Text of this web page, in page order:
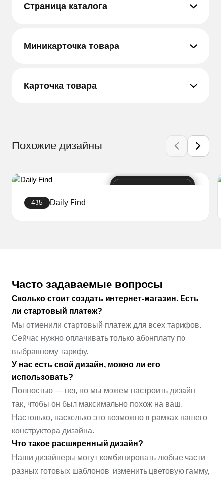
Страница каталога
Миникарточка товара
Карточка товара
Похожие дизайны
435 Daily Find
Часто задаваемые вопросы
Сколько стоит создать интернет-магазин. Есть
ли стартовый платеж?
Мы отменили стартовый платеж для всех тарифов.
Сейчас нужно оплачивать только абонплату по
выбранному тарифу.
У нас есть свой дизайн, можно ли его
использовать?
Полностью — нет, но мы можем настроить дизайн
так, чтобы он был максимально похож на ваш.
Настолько, насколько это возможно в рамках нашего
конструктора дизайна.
Что такое расширенный дизайн?
Наши дизайнеры могут комбинировать любые части
разных готовых шаблонов, изменить цветовую гамму,